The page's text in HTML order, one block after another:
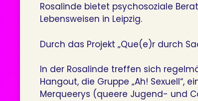
Rosalinde bietet psychosoziale
Lebensweisen in Leipzig.
Durch das Projekt „Que(e)r durch
In der Rosalinde treffen sich
Hangout, die Gruppe „Ah! Sexuell“,
Merqueerys (queere Jugend- und